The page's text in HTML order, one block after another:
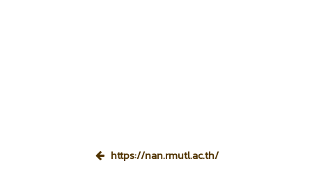
https://nan.rmutl.ac.th/